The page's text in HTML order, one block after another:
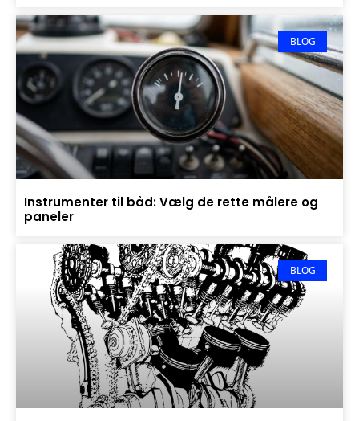
BLOG
Instrumenter til båd: Vælg de rette målere og
paneler
BLOG